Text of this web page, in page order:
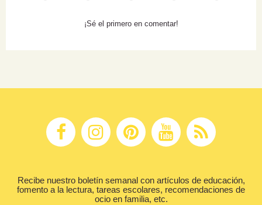
¡Sé el primero en comentar!
Recibe nuestro boletín semanal con artículos de educación,
fomento a la lectura, tareas escolares, recomendaciones de
ocio en familia, etc.